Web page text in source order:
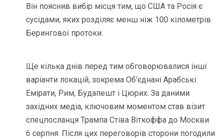
Він пояснив вибір місця тим, що США та Росія є
сусідами, яких розділяє менш ніж 100 кілометрів
Берингової протоки.
Ще кілька днів перед тим обговорювалися інші
варіанти локацій, зокрема Об’єднані Арабські
Емірати, Рим, Будапешт і Цюрих. За даними
західних медіа, ключовим моментом став візит
спецпосланця Трампа Стіва Віткоффа до Москви
6 серпня. Після цих переговорів сторони погодили